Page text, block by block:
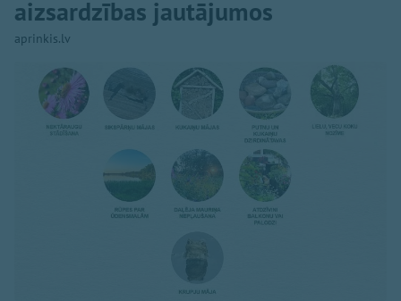
aizsardzības jautājumos
aprinkis.lv